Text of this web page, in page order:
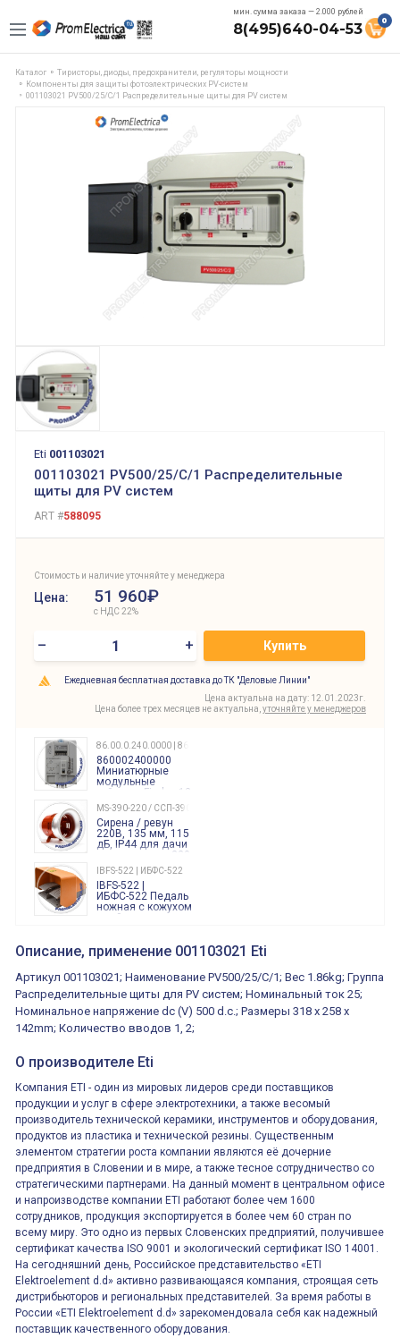
мин. сумма заказа — 2.000 рублей
8(495)640-04-53 0
Каталог
Тиристоры, диоды, предохранители, регуляторы мощности
Компоненты для защиты фотоэлектрических PV-систем
001103021 PV500/25/C/1 Распределительные щиты для PV систем
Eti 001103021
001103021 PV500/25/C/1 Распределительные
щиты для PV систем
ART #588095
Стоимость и наличие уточняйте у менеджера
Цена: 51 960₽
с НДС 22%
– + Купить
Ежедневная бесплатная доставка до ТК "Деловые Линии"
Цена актуальна на дату: 12.01.2023г.
Цена более трех месяцев не актуальна, уточняйте у менеджеров
86.00.0.240.0000 | 860002400000
860002400000
Миниатюрные
модульные
таймеры Finder, 12-
240 Вольт AC/DC
Finder
86.00.0.240.0000
MS-390-220 / ССП-390 220В
Сирена / ревун
220В, 135 мм, 115
дБ, IP44 для дачи
производства 220
Вольт звук ситены
"пожарная
тревога"
IBFS-522 | ИБФС-522
IBFS-522 |
ИБФС-522 Педаль
ножная с кожухом
двойная,
15Ампер 250В
XVR13M05L
Маячок
оранжевый
230VAC 130мм
ВКН8108
ВКН8108
Концевой
выключатель /
путевой,
алюминиевый
ролик
800202300000С | 80 02 0 230 0000 С
многофункциональные
реле времени
0.1cек.-10 дней, 10
функций/режимов
Описание, применение 001103021 Eti
Артикул 001103021; Наименование PV500/25/C/1; Вес 1.86kg; Группа
Распределительные щиты для PV систем; Номинальный ток 25;
Номинальное напряжение dc (V) 500 d.c.; Размеры 318 x 258 x
142mm; Количество вводов 1, 2;
О производителе Eti
Компания ETI - один из мировых лидеров среди поставщиков
продукции и услуг в сфере электротехники, а также весомый
производитель технической керамики, инструментов и оборудования,
продуктов из пластика и технической резины. Существенным
элементом стратегии роста компании являются её дочерние
предприятия в Словении и в мире, а также тесное сотрудничество со
стратегическими партнерами. На данный момент в центральном офисе
и напроизводстве компании ETI работают более чем 1600
сотрудников, продукция экспортируется в более чем 60 стран по
всему миру. Это одно из первых Словенских предприятий, получившее
сертификат качества ISO 9001 и экологический сертификат ISO 14001.
На сегодняшний день, Российское представительство «ETI
Elektroelement d.d» активно развивающаяся компания, строящая сеть
дистрибьюторов и региональных представителей. За время работы в
России «ETI Elektroelement d.d» зарекомендовала себя как надежный
поставщик качественного оборудования.